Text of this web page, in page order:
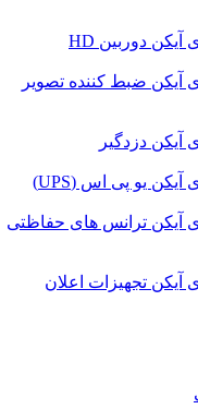
دوربین HD
ضبط کننده تصویر
دزدگیر
یو پی اس (UPS)
ترانس های حفاظتی
تجهیزات اعلان